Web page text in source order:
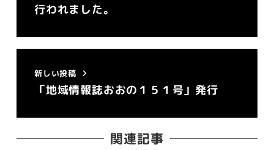
行われました。
新しい投稿
「地域情報誌おおの１５１号」発行
関連記事